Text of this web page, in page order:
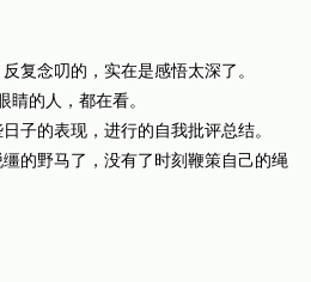
复念叨的，实在是感悟太深了。
的人，都在看。
子的表现，进行的自我批评总结。
的野马了，没有了时刻鞭策自己的绳